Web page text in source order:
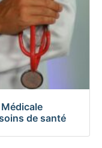
de santé